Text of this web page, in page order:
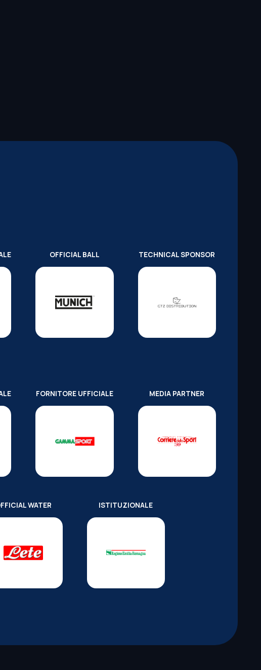
OFFICIAL BALL TECHNICAL SPONSOR
FORNITORE UFFICIALE MEDIA PARTNER
WATER ISTITUZIONALE